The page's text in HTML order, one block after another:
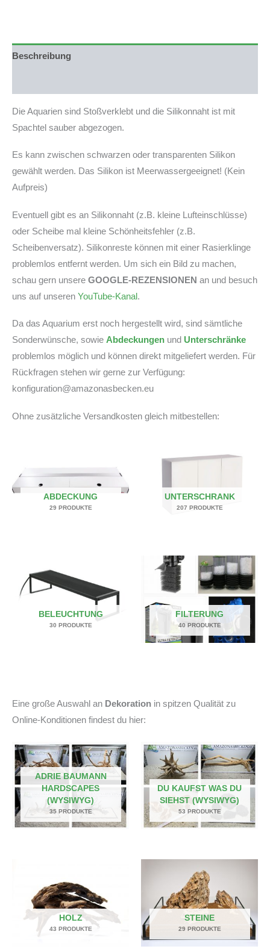
Lager)
Beschreibung
Die Aquarien sind Stoßverklebt und die Silikonnaht ist mit
Spachtel sauber abgezogen.
Es kann zwischen schwarzen oder transparenten Silikon
gewählt werden. Das Silikon ist Meerwassergeeignet! (Kein
Aufpreis)
Eventuell gibt es an Silikonnaht (z.B. kleine Lufteinschlüsse)
oder Scheibe mal kleine Schönheitsfehler (z.B.
Scheibenversatz). Silikonreste können mit einer Rasierklinge
problemlos entfernt werden. Um sich ein Bild zu machen,
schau gern unsere GOOGLE-REZENSIONEN an und besuch
uns auf unseren YouTube-Kanal.
Da das Aquarium erst noch hergestellt wird, sind sämtliche
Sonderwünsche, sowie Abdeckungen und Unterschränke
problemlos möglich und können direkt mitgeliefert werden. Für
Rückfragen stehen wir gerne zur Verfügung:
konfiguration@amazonasbecken.eu
Ohne zusätzliche Versandkosten gleich mitbestellen:
ABDECKUNG
29 PRODUKTE
UNTERSCHRANK
207 PRODUKTE
BELEUCHTUNG
30 PRODUKTE
FILTERUNG
40 PRODUKTE
Eine große Auswahl an Dekoration in spitzen Qualität zu
Online-Konditionen findest du hier:
ADRIE BAUMANN
HARDSCAPES
(WYSIWYG)
35 PRODUKTE
DU KAUFST WAS DU
SIEHST (WYSIWYG)
53 PRODUKTE
HOLZ
43 PRODUKTE
STEINE
29 PRODUKTE